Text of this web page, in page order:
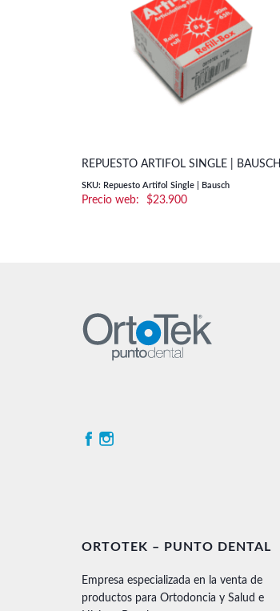
REPUESTO ARTIFOL SINGLE | BAUSCH
SKU: Repuesto Artifol Single | Bausch
$23.900
ORTOTEK – PUNTO DENTAL
Empresa especializada en la venta de
productos para Ortodoncia y Salud e